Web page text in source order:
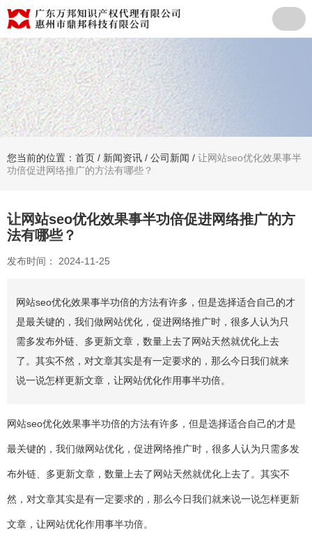
您当前的位置：首页 / 新闻资讯 / 公司新闻 / 让网站seo优化效果事半
功倍促进网络推广的方法有哪些？
让网站seo优化效果事半功倍促进网络推广的方
法有哪些？
发布时间： 2024-11-25
网站seo优化效果事半功倍的方法有许多，但是选择适合自己的才
是最关键的，我们做网站优化，促进网络推广时，很多人认为只
需多发布外链、多更新文章，数量上去了网站天然就优化上去
了。其实不然，对文章其实是有一定要求的，那么今日我们就来
说一说怎样更新文章，让网站优化作用事半功倍。
网站seo优化效果事半功倍的方法有许多，但是选择适合自己的才是
最关键的，我们做网站优化，促进网络推广时，很多人认为只需多发
布外链、多更新文章，数量上去了网站天然就优化上去了。其实不
然，对文章其实是有一定要求的，那么今日我们就来说一说怎样更新
文章，让网站优化作用事半功倍。